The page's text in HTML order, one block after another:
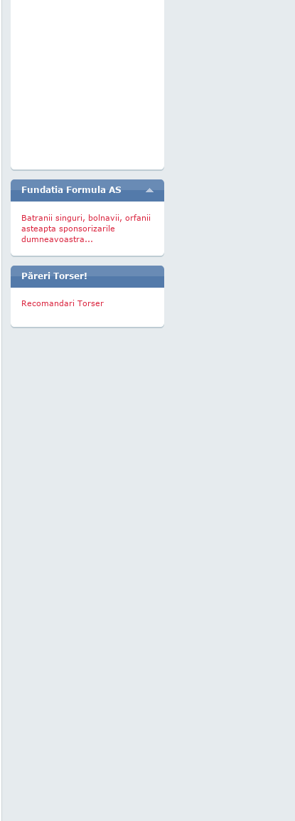
Fundatia Formula AS
Batranii singuri, bolnavii, orfanii
asteapta sponsorizarile
dumneavoastra...
Păreri Torser!
Recomandari Torser